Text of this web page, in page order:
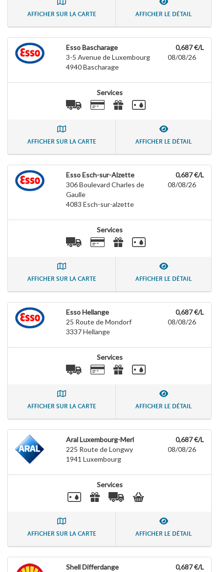
AFFICHER SUR LA CARTE AFFICHER LE DÉTAIL
Esso Bascharage
3-5 Avenue de Luxembourg
4940Bascharage
0,687 €/L
08/08/26
Services
AFFICHER SUR LA CARTE AFFICHER LE DÉTAIL
Esso Esch-sur-Alzette
306 Boulevard Charles de
Gaulle
4083 Esch-sur-alzette
0,687 €/L
08/08/26
Services
AFFICHER SUR LA CARTE AFFICHER LE DÉTAIL
Esso Hellange
25 Route de Mondorf
3337Hellange
0,687 €/L
08/08/26
Services
AFFICHER SUR LA CARTE AFFICHER LE DÉTAIL
Aral Luxembourg-Merl
225 Route de Longwy
1941 Luxembourg
0,687 €/L
08/08/26
Services
AFFICHER SUR LA CARTE AFFICHER LE DÉTAIL
Shell Differdange
0,687 €/L